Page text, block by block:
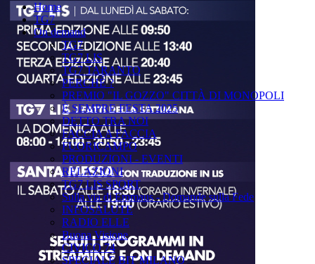
Home
TG7
On demand
TG7
TG7 LIS
TG7 TARANTO
PERCHÉ ?
PREMIO "IL GOZZO" CITTÀ DI MONOPOLI
È SEMPRE FESTA 2025
DETTO TRA NOI
FACCIA A FACCIA
FUORICAMPO
PRODUZIONI - EVENTI
RELAZIONI
TG7 LIS SPORT
Sulla via di Emmaus - Domande sulla Fede
INFOSALUTE
RADIO ELLE
Buona Visione
CIVICO 74
SPECIALE BIT MILANO